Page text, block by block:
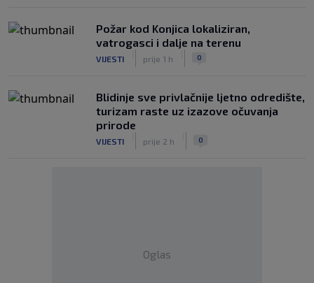
Požar kod Konjica lokaliziran,
vatrogasci i dalje na terenu
VIJESTI prije 1 h 0
Blidinje sve privlačnije ljetno odredište,
turizam raste uz izazove očuvanja
prirode
VIJESTI prije 2 h 0
Oglas